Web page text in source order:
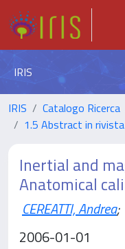
IRIS
IRIS Catalogo Ricerca
1.5 Abstract in rivista
Inertial and
Anatomical
CEREATTI, Andrea;
2006-01-01